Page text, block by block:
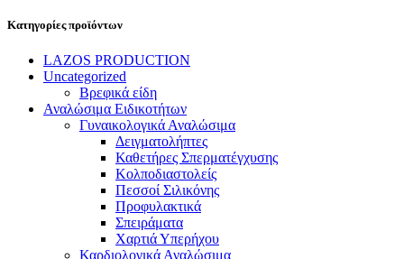
Κατηγορίες προϊόντων
LAZOS PRODUCTION
Uncategorized
Βρεφικά είδη
Αναλώσιμα Ειδικοτήτων
Γυναικολογικά Αναλώσιμα
Δειγματολήπτες
Καθετήρες Σπερματέγχυσης
Κολποδιαστολείς
Πεσσοί Σιλικόνης
Προφυλακτικά
Σπειράματα
Χαρτιά Υπερήχου
Καρδιολογικά Αναλώσιμα